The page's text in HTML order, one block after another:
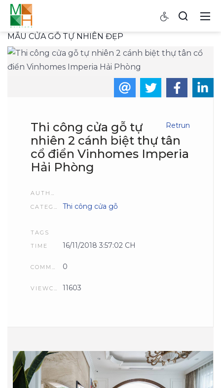
MẪU CỬA GỖ TỰ NHIÊN ĐẸP
Retrun
Thi công cửa gỗ tự
nhiên 2 cánh biệt thự tân
cổ điển Vinhomes Imperia
Hải Phòng
AUTHOR
Thi công cửa gỗ
TAGS
TIME
16/11/2018 3:57:02 CH
COMMENTS 0
11603